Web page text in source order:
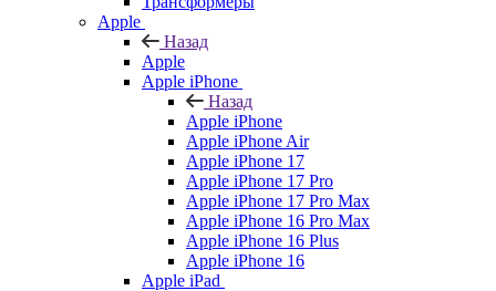
Apple
Назад
Apple
Apple iPhone
Назад
Apple iPhone
Apple iPhone Air
Apple iPhone 17
Apple iPhone 17 Pro
Apple iPhone 17 Pro Max
Apple iPhone 16 Pro Max
Apple iPhone 16 Plus
Apple iPhone 16
Apple iPad